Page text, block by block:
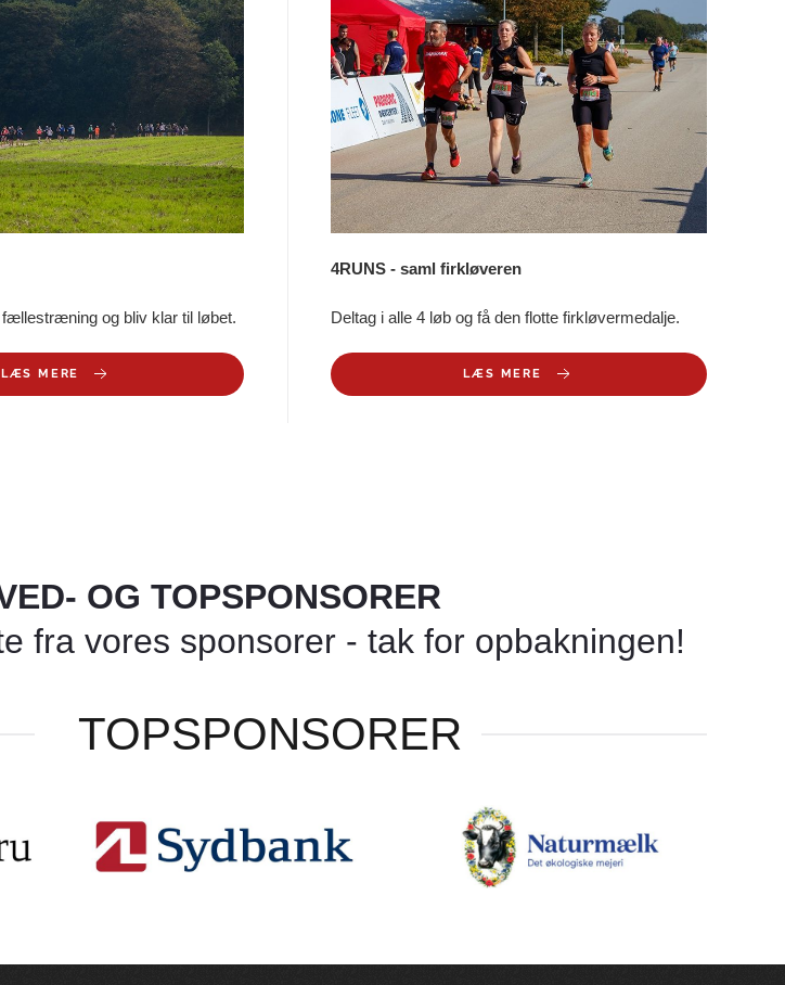
og bliv klar til løbet.
LÆS MERE
4RUNS - saml firkløveren
Deltag i alle 4 løb og få den flotte firkløvermedalje.
LÆS MERE
OG TOPSPONSORER
fra vores sponsorer - tak for opbakningen!
TOPSPONSORER